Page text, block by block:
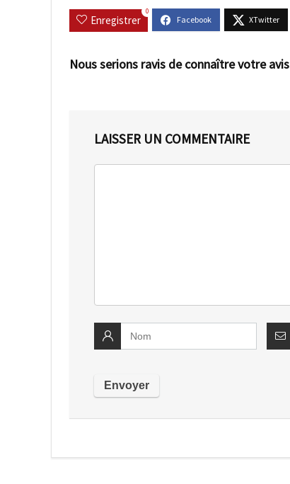
Enregistrer
0
Nous serions ravis de connaître votre avis
LAISSER UN COMMENTAIRE